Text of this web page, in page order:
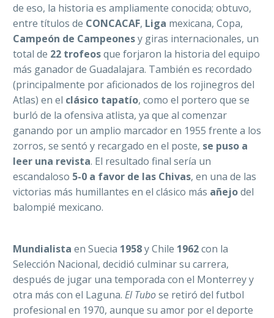
de eso, la historia es ampliamente conocida; obtuvo,
entre títulos de CONCACAF, Liga mexicana, Copa,
Campeón de Campeonesy giras internacionales, un
total de 22 trofeosque forjaron la historia del equipo
más ganador de Guadalajara. También es recordado
(principalmente por aficionados de los rojinegros del
Atlas) en el clásico tapatío, como el portero que se
burló de la ofensiva atlista, ya que al comenzar
ganando por un amplio marcador en 1955 frente a los
zorros, se sentó y recargado en el poste, se puso a
leer una revista. El resultado final sería un
escandaloso 5-0 a favor de las Chivas, en una de las
victorias más humillantes en el clásico más añejodel
balompié mexicano.
Mundialista en Suecia 1958y Chile 1962con la
Selección Nacional, decidió culminar su carrera,
después de jugar una temporada con el Monterrey y
otra más con el Laguna. El Tubose retiró del futbol
profesional en 1970, aunque su amor por el deporte